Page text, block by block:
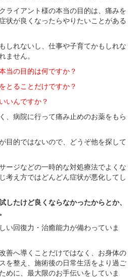
ライアント様の本当の目的は、痛みを
状が良くなったらやりたいことがある
しれないし、仕事や子育てかもしれな
ません。
当の目的は何ですか？
とることだけですか？
いんですか？
、病院に行って痛み止めのお薬をもら
目的ではないので、どうぞ他を探して
ージなどの一時的な対処療法でよくな
考え方ではどんどん症状が悪化してし
したけど良くならなかったからとか、
い回復力・治癒能力が備わっていま
善へ導くことだけではなく、お身体の
を整え、施術後の日常生活をより過ご
めに、最大限のお手伝いをしていま